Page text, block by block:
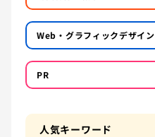
Web・グラフィックデザイン
PR
人気キーワード